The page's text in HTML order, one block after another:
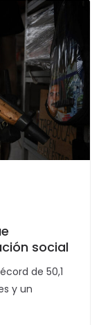
social
de 50,1
y un